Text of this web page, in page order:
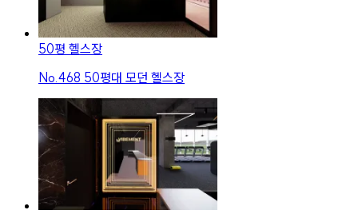
50평 헬스장
No. 468 50평대 모던 헬스장